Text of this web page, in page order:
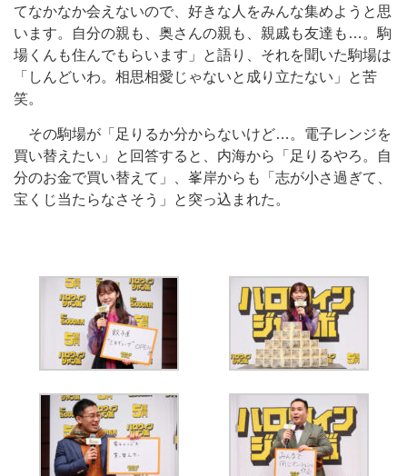
てなかなか会えないので、好きな人をみんな集めようと思
います。自分の親も、奥さんの親も、親戚も友達も…。駒
場くんも住んでもらいます」と語り、それを聞いた駒場は
「しんどいわ。相思相愛じゃないと成り立たない」と苦
笑。
その駒場が「足りるか分からないけど…。電子レンジを
買い替えたい」と回答すると、内海から「足りるやろ。自
分のお金で買い替えて」、峯岸からも「志が小さ過ぎて、
宝くじ当たらなさそう」と突っ込まれた。